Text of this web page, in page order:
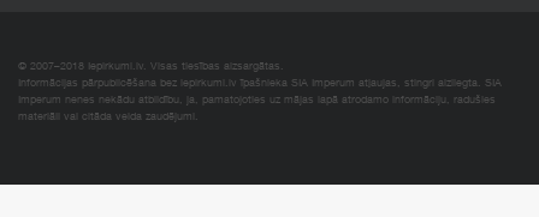
© 2007–2018 Iepirkumi.lv. Visas tiesības aizsargātas.
Informācijas pārpublicēšana bez iepirkumi.lv īpašnieka SIA Imperum atļaujas, stingri aizliegta. SIA
Imperum nenes nekādu atbildību, ja, pamatojoties uz mājas lapā atrodamo informāciju, radušies
materiāli vai citāda veida zaudējumi.